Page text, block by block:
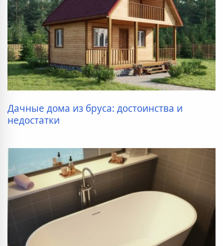
Дачные дома из бруса: достоинства и
недостатки